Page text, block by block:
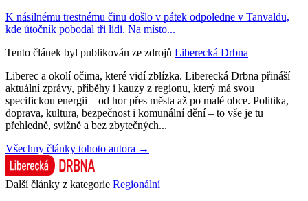
K násilnému trestnému činu došlo v pátek odpoledne v Tanvaldu,
kde útočník pobodal tři lidi. Na místo...
Tento článek byl publikován ze zdrojů Liberecká Drbna
Liberec a okolí očima, které vidí zblízka. Liberecká Drbna přináší
aktuální zprávy, příběhy i kauzy z regionu, který má svou
specifickou energii – od hor přes města až po malé obce. Politika,
doprava, kultura, bezpečnost i komunální dění – to vše je tu
přehledně, svižně a bez zbytečných...
Všechny články tohoto autora →
Další články z kategorie Regionální